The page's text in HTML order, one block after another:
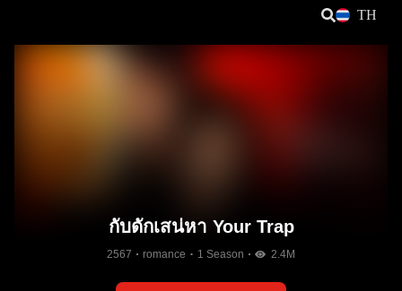
TH
กับดักเสน่หา Your Trap
2567 romance 1 Season 2.4M